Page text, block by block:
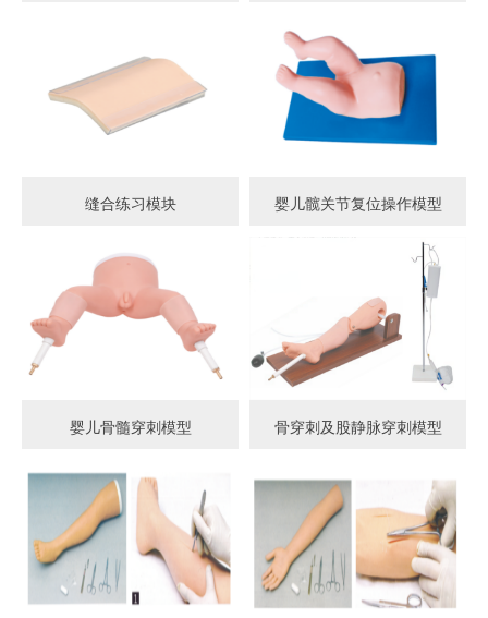
缝合练习模块 婴儿髋关节复位操作模型
婴儿骨髓穿刺模型 骨穿刺及股静脉穿刺模型